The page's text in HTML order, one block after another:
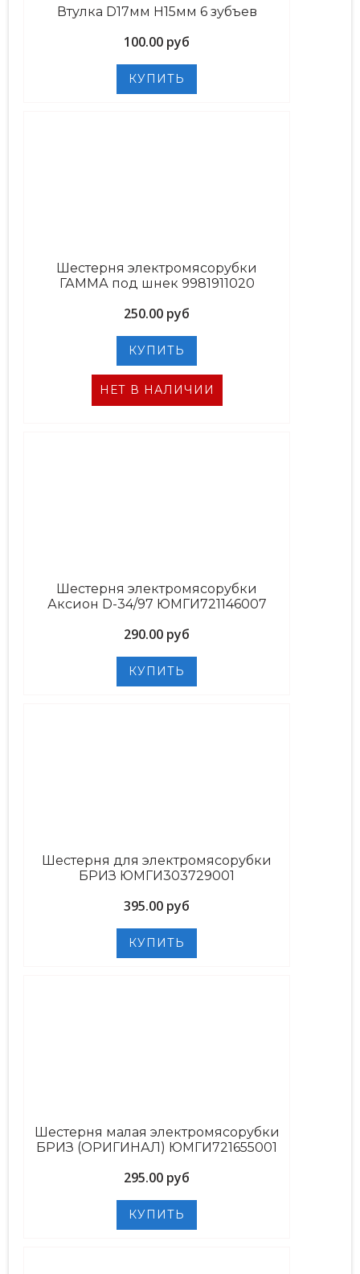
Втулка D17мм H15мм 6 зубъев
100.00 руб
Шестерня электромясорубки
ГАММА под шнек 9981911020
250.00 руб
НЕТ В НАЛИЧИИ
Шестерня электромясорубки
Аксион D-34/97 ЮМГИ721146007
290.00 руб
Шестерня для электромясорубки
БРИЗ ЮМГИ303729001
395.00 руб
Шестерня малая электромясорубки
БРИЗ (ОРИГИНАЛ) ЮМГИ721655001
295.00 руб